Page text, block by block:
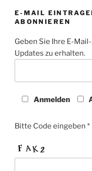
E-MAIL
ABONNIEREN
Geben Sie Ihre E-
Updates zu erhalten.
Anmelden
Bitte Code eingeben *